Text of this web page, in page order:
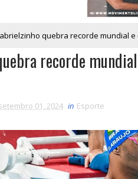
quebra recorde mundial
recorde
01, 2024 in Esporte